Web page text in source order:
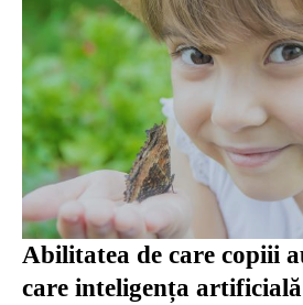
Abilitatea de care copiii
care inteligența